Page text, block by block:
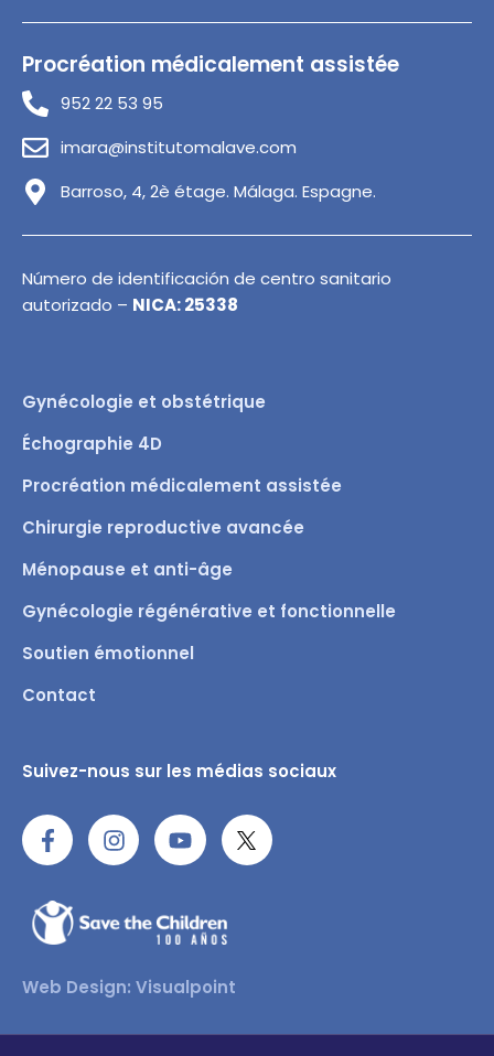
Procréation médicalement assistée
952 22 53 95
imara@institutomalave.com
Barroso, 4, 2è étage. Málaga. Espagne.
Número de identificación de centro sanitario
autorizado – NICA: 25338
Gynécologie et obstétrique
Échographie 4D
Procréation médicalement assistée
Chirurgie reproductive avancée
Ménopause et anti-âge
Gynécologie régénérative et fonctionnelle
Soutien émotionnel
Contact
Suivez-nous sur les médias sociaux
Web Design: Visualpoint